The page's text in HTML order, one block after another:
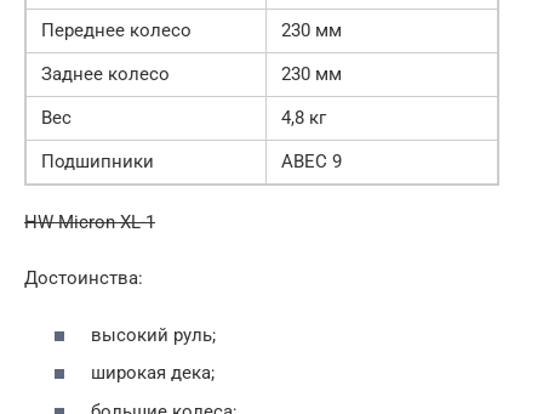
Переднее колесо
230 мм
Заднее колесо
230 мм
Вес
4,8 кг
Подшипники
ABEC 9
HW Micron XL-1
Достоинства:
высокий руль;
широкая дека;